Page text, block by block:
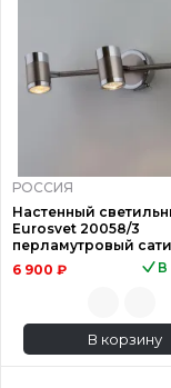
РОССИЯ
Настенный
Eurosvet 20058/3
перламутровый
6 900 ₽
В
В корзину